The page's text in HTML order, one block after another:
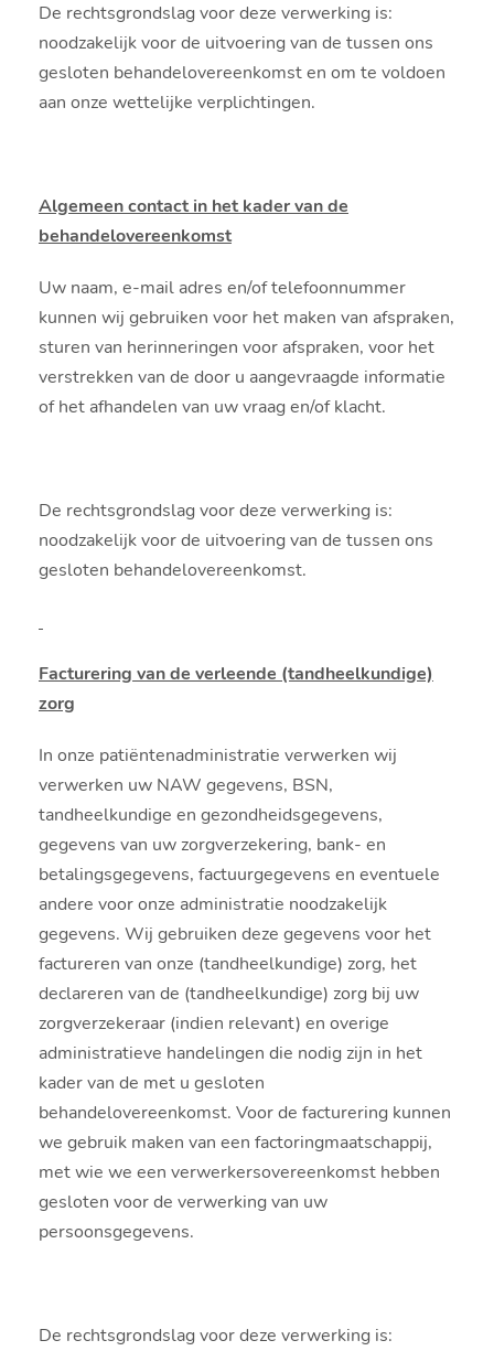
De rechtsgrondslag voor deze verwerking is:
noodzakelijk voor de uitvoering van de tussen ons
gesloten behandelovereenkomst en om te voldoen
aan onze wettelijke verplichtingen.
Algemeen contact in het kader van de
behandelovereenkomst
Uw naam, e-mail adres en/of telefoonnummer
kunnen wij gebruiken voor het maken van afspraken,
sturen van herinneringen voor afspraken, voor het
verstrekken van de door u aangevraagde informatie
of het afhandelen van uw vraag en/of klacht.
De rechtsgrondslag voor deze verwerking is:
noodzakelijk voor de uitvoering van de tussen ons
gesloten behandelovereenkomst.
Facturering van de verleende (tandheelkundige)
zorg
In onze patiëntenadministratie verwerken wij
verwerken uw NAW gegevens, BSN,
tandheelkundige en gezondheidsgegevens,
gegevens van uw zorgverzekering, bank- en
betalingsgegevens, factuurgegevens en eventuele
andere voor onze administratie noodzakelijk
gegevens. Wij gebruiken deze gegevens voor het
factureren van onze (tandheelkundige) zorg, het
declareren van de (tandheelkundige) zorg bij uw
zorgverzekeraar (indien relevant) en overige
administratieve handelingen die nodig zijn in het
kader van de met u gesloten
behandelovereenkomst. Voor de facturering kunnen
we gebruik maken van een factoringmaatschappij,
met wie we een verwerkersovereenkomst hebben
gesloten voor de verwerking van uw
persoonsgegevens.
De rechtsgrondslag voor deze verwerking is: